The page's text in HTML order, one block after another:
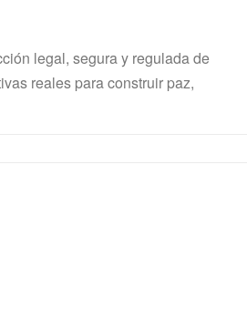
legal, segura y regulada de
reales para construir paz,